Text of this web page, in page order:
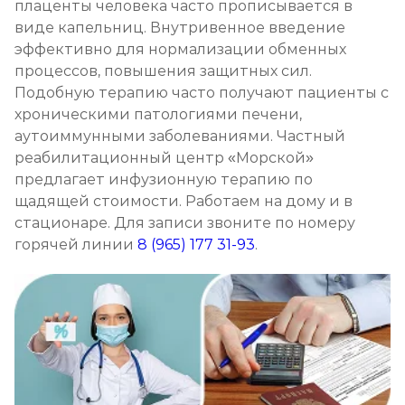
Капельница для печени
1 500 ₽ Записаться
Капельница для мозга
1 300 ₽ Записаться
Капельница для иммунитета
1 150 ₽
Капельница Дексаметазона
750 ₽ Записаться
Капельница Цитофлавина
1 150 ₽ Записаться
плаценты человека часто прописывается в
виде капельниц. Внутривенное введение
эффективно для нормализации обменных
процессов, повышения защитных сил.
Подобную терапию часто получают пациенты с
хроническими патологиями печени,
аутоиммунными заболеваниями. Частный
реабилитационный центр «Морской»
предлагает инфузионную терапию по
щадящей стоимости. Работаем на дому и в
стационаре. Для записи звоните по номеру
горячей линии 8 (965) 177 31-93.